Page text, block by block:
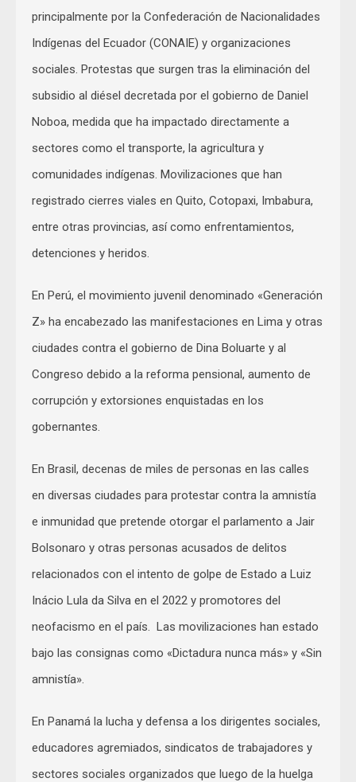
principalmente por la Confederación de Nacionalidades
Indígenas del Ecuador (CONAIE) y organizaciones
sociales. Protestas que surgen tras la eliminación del
subsidio al diésel decretada por el gobierno de Daniel
Noboa, medida que ha impactado directamente a
sectores como el transporte, la agricultura y
comunidades indígenas. Movilizaciones que han
registrado cierres viales en Quito, Cotopaxi, Imbabura,
entre otras provincias, así como enfrentamientos,
detenciones y heridos.
En Perú, el movimiento juvenil denominado «Generación
Z» ha encabezado las manifestaciones en Lima y otras
ciudades contra el gobierno de Dina Boluarte y al
Congreso debido a la reforma pensional, aumento de
corrupción y extorsiones enquistadas en los
gobernantes.
En Brasil, decenas de miles de personas en las calles
en diversas ciudades para protestar contra la amnistía
e inmunidad que pretende otorgar el parlamento a Jair
Bolsonaro y otras personas acusados de delitos
relacionados con el intento de golpe de Estado a Luiz
Inácio Lula da Silva en el 2022 y promotores del
neofacismo en el país. Las movilizaciones han estado
bajo las consignas como «Dictadura nunca más» y «Sin
amnistía».
En Panamá la lucha y defensa a los dirigentes sociales,
educadores agremiados, sindicatos de trabajadores y
sectores sociales organizados que luego de la huelga